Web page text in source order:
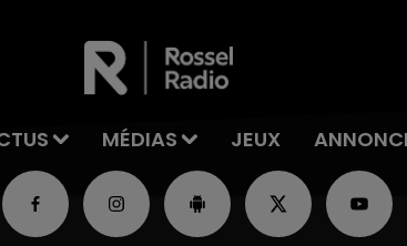
MÉDIAS JEUX